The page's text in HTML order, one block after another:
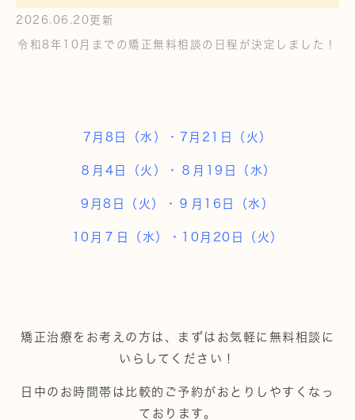
2026.06.20更新
令和8年10月までの矯正無料相談の日程が決定しました！
7月8日（水）・7月21日（火）
８月4日（火）・８月19日（水）
9月8日（火）・９月16日（水）
10月７日（水）・10月20日（火）
矯正治療をお考えの方は、まずはお気軽に無料相談に
いらしてください！
日中のお時間帯は比較的ご予約がおとりしやすくなっ
ております。